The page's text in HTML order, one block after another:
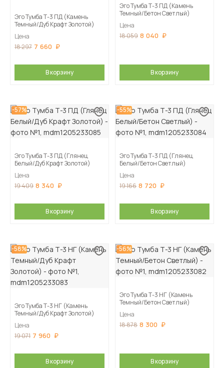
Эго Тумба Т-3 ПД (Камень
Темный/Дуб Крафт Золотой)
Цена
18 297 7 660
В корзину
Эго Тумба Т-3 ПД (Камень
Темный/Бетон Светлый)
Цена
18 059 8 040
В корзину
-57%
Эго Тумба Т-3 ПД (Глянец
Белый/Дуб Крафт Золотой)
Цена
19 409 8 340
В корзину
-55%
Эго Тумба Т-3 ПД (Глянец
Белый/Бетон Светлый)
Цена
19 166 8 720
В корзину
-58%
Эго Тумба Т-3 НГ (Камень
Темный/Дуб Крафт Золотой)
Цена
19 071 7 960
В корзину
-56%
Эго Тумба Т-3 НГ (Камень
Темный/Бетон Светлый)
Цена
18 878 8 300
В корзину